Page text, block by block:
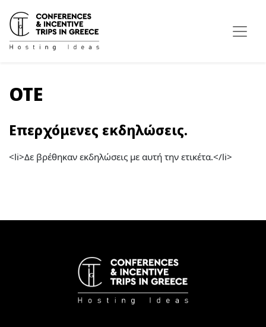
OTE
Επερχόμενες εκδηλώσεις.
<li>Δε βρέθηκαν εκδηλώσεις με αυτή την ετικέτα.</li>